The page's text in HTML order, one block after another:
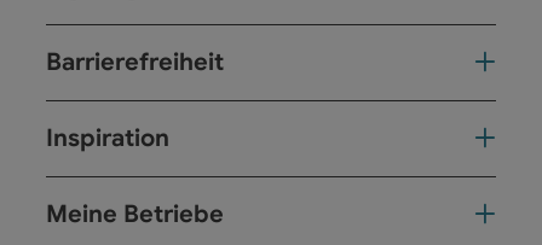
Barrierefreiheit
Inspiration
Meine Betriebe